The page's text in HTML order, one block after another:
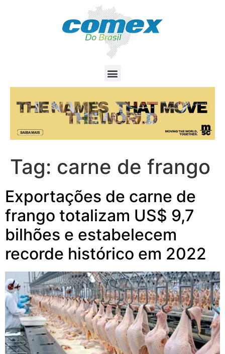
Tag: carne de frango
Exportações de carne de
frango totalizam US$ 9,7
bilhões e estabelecem
recorde histórico em 2022